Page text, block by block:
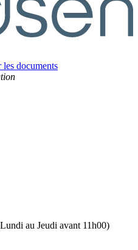
les documents
au Jeudi avant 11h00)